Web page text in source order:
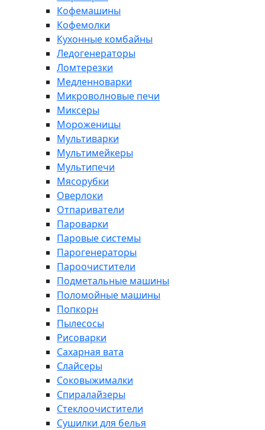
Кофемашины
Кофемолки
Кухонные комбайны
Ледогенераторы
Ломтерезки
Медленноварки
Микроволновые печи
Миксеры
Мороженицы
Мультиварки
Мультимейкеры
Мультипечи
Мясорубки
Оверлоки
Отпариватели
Пароварки
Паровые системы
Парогенераторы
Пароочистители
Подметальные машины
Поломойные машины
Попкорн
Пылесосы
Рисоварки
Сахарная вата
Слайсеры
Соковыжималки
Спиралайзеры
Стеклоочистители
Сушилки для белья